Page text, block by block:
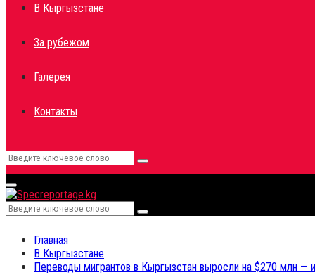
В Кыргызстане
За рубежом
Галерея
Контакты
Search
for:
Search
Primary
Menu
Search
for:
Search
Главная
В Кыргызстане
Переводы мигрантов в Кыргызстан выросли на $270 млн —